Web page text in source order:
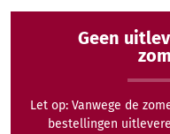
Geen
Let op: Vanwege de
bestellingen